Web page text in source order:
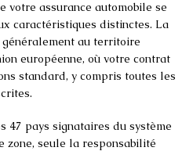
assurance automobile se
caractéristiques distinctes. La
au territoire
européenne, où votre contrat
standard, y compris toutes les
47 pays signataires du système
zone, seule la responsabilité